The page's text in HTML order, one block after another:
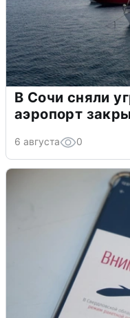
В Сочи сняли
аэропорт
6 августа 0